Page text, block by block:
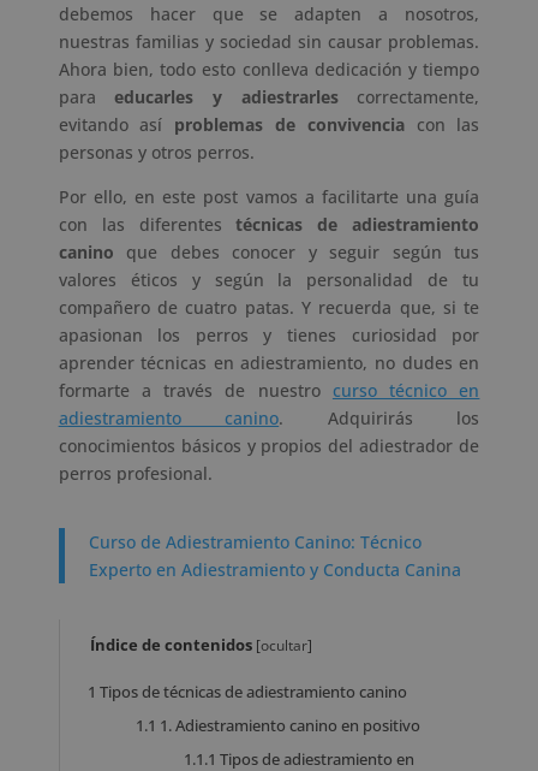
debemos hacer que se adapten a nosotros,
nuestras familias y sociedad sin causar problemas.
Ahora bien, todo esto conlleva dedicación y tiempo
para educarles y adiestrarles correctamente,
evitando así problemas de convivenciacon las
personas y otros perros.
Por ello, en este post vamos a facilitarte una guía
con las diferentestécnicas de adiestramiento
canino que debes conocer y seguir según tus
valores éticos y según la personalidad de tu
compañero de cuatro patas. Y recuerda que, si te
apasionan los perros y tienes curiosidad por
aprender técnicas en adiestramiento, no dudes en
formarte a través de nuestro curso técnico en
adiestramiento canino. Adquirirás los
conocimientos básicos y propios del adiestrador de
perros profesional.
Curso de Adiestramiento Canino: Técnico
Experto en Adiestramiento y Conducta Canina
Índice de contenidos [ocultar]
1 Tipos de técnicas de adiestramiento canino
1.1 1. Adiestramiento canino en positivo
1.1.1 Tipos de adiestramiento en